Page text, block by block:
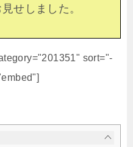
せしました。
sort="-